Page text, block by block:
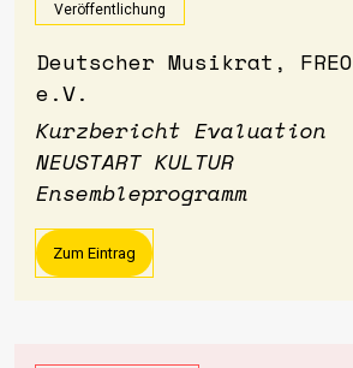
Veröffentlichung
Deutscher Musikrat, FREO
e.V.
Kurzbericht Evaluation
NEUSTART KULTUR
Ensembleprogramm
Zum Eintrag